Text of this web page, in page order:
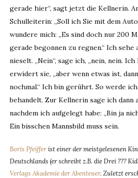
gerade hier“, sagt jetzt die Kellnerin.
Schulleiterin: „Soll ich Sie mit dem
wundere mich: „Es sind doch nur 200
gerade begonnen zu regnen.“ Ich sehe
nieselt. „Nein“, sage ich, „nein, nein. Ich
erwidert sie, „aber wenn etwas ist,
nochmal.“ Ich bin gerührt. So werde
behandelt. Zur Kellnerin sage ich dann
nachdem ich aufgelegt habe: „Bin ja
Ein bisschen Mannsbild muss sein.
Boris Pfeifferist einer der meistgelesenen
Deutschlands (er schreibt z.B. die Drei ???
Verlags Akademie der Abenteuer. Zuletzt